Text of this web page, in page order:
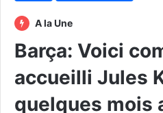
A la Une
Barça: Voici
accueilli Jules
quelques mois